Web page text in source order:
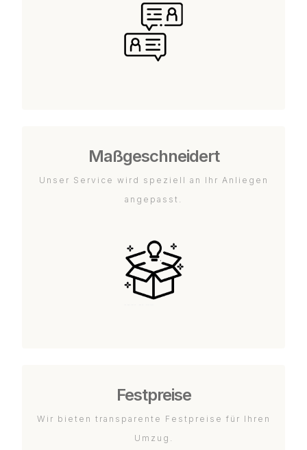
Maßgeschneidert
Unser Service wird speziell an Ihr Anliegen
angepasst.
Festpreise
Wir bieten transparente Festpreise für Ihren
Umzug.